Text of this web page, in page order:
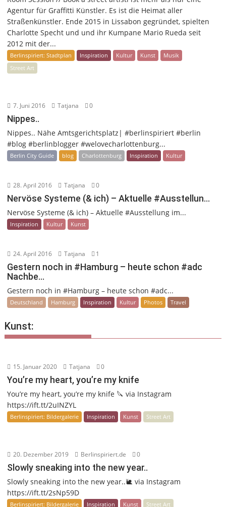
Agentur für Graffitti Künstler. Es ist die Heimat aller
Straßenkünstler. Ende 2015 in Lissabon gegründet, spielten
Charlotte Specht und und ihr Kumpane Mario Rueda seit
2012 mit der...
Berlinspiriert: Stadtplan Inspiration Kultur Kunst
Musik
Street Art
7. Juni 2016 Tatjana 0
Nippes..
Nippes.. Nähe Amtsgerichtsplatz| #berlinspiriert #berlin
#blog #berlinblogger #welovecharlottenburg...
Berlin City Guide blog Charlottenburg Inspiration Kultur
28. April 2016 Tatjana 0
Nervöse Systeme (& ich) – Aktuelle #Ausstellun…
Nervöse Systeme (& ich) – Aktuelle #Ausstellung im...
Inspiration Kultur Kunst
24. April 2016 Tatjana 1
Gestern noch in #Hamburg – heute schon #adc
Nachbe…
Gestern noch in #Hamburg – heute schon #adc...
Deutschland Hamburg Inspiration Kultur Photos Travel
Kunst:
15. Januar 2020 Tatjana 0
You’re my heart, you’re my knife
You’re my heart, you’re my knife 🔪 via Instagram
https://ift.tt/2uINZYL
Berlinspiriert: Bildergalerie Inspiration Kunst Street Art
20. Dezember 2019 Berlinspiriert.de 0
Slowly sneaking into the new year..
Slowly sneaking into the new year..🐌 via Instagram
https://ift.tt/2sNp59D
Berlinspiriert: Bildergalerie Inspiration Kunst Street Art